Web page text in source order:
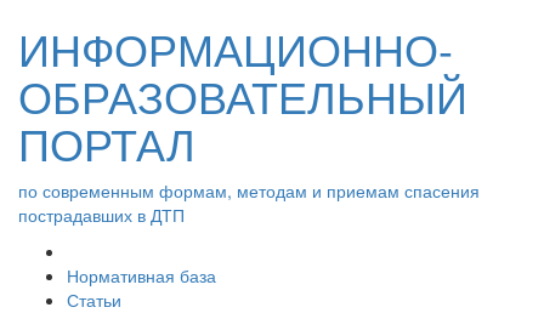
ИНФОРМАЦИОННО-
ОБРАЗОВАТЕЛЬНЫЙ
ПОРТАЛ
по современным формам, методам и приемам спасения
пострадавших в ДТП
Нормативная база
Статьи